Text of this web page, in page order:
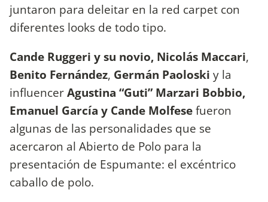
juntaron para deleitar en la red carpet con
diferentes looks de todo tipo.
Cande Ruggeri y su novio, Nicolás Maccari,
Benito Fernández, Germán Paoloski y la
influencerAgustina “Guti” Marzari Bobbio,
Emanuel García y Cande Molfesefueron
algunas de las personalidades que se
acercaron al Abierto de Polo para la
presentación de Espumante: el excéntrico
caballo de polo.